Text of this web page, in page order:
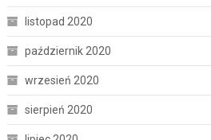
listopad 2020
październik 2020
wrzesień 2020
sierpień 2020